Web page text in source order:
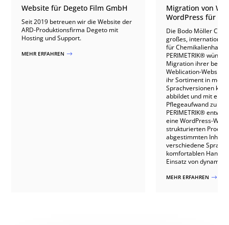
Website für Degeto Film GmbH
Seit 2019 betreuen wir die Website der
ARD-Produktionsfirma Degeto mit
Hosting und Support.
MEHR ERFAHREN $
Migration von
WordPress für
Die Bodo Möller
großes,
für
PERIMETRIK®
Migration ihrer
Weblication-Website
ihr Sortiment in
Sprachversionen
abbildet und mit
Pflegeaufwand zu
PERIMETRIK®
eine WordPress-
strukturierten
abgestimmten
verschiedene
komfortablen
Einsatz von
MEHR ERFAHREN $